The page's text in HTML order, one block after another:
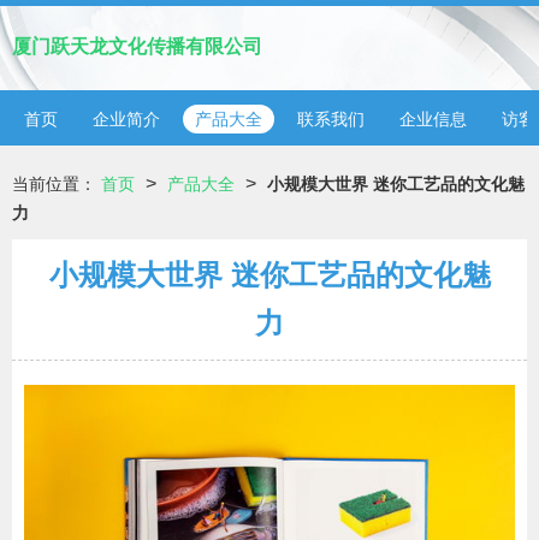
厦门跃天龙文化传播有限公司
首页 企业简介 产品大全 联系我们 企业信息 访客
当前位置： 首页 > 产品大全 > 小规模大世界 迷你工艺品的文化魅
力
小规模大世界 迷你工艺品的文化魅
力